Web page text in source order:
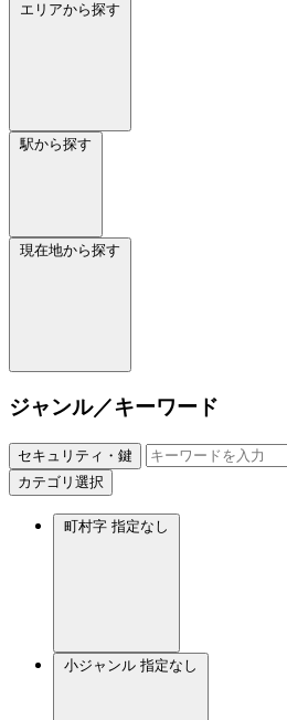
エリアから探す
駅から探す
現在地から探す
ジャンル／キーワード
セキュリティ・鍵
カテゴリ選択
町村字 指定なし
小ジャンル 指定なし